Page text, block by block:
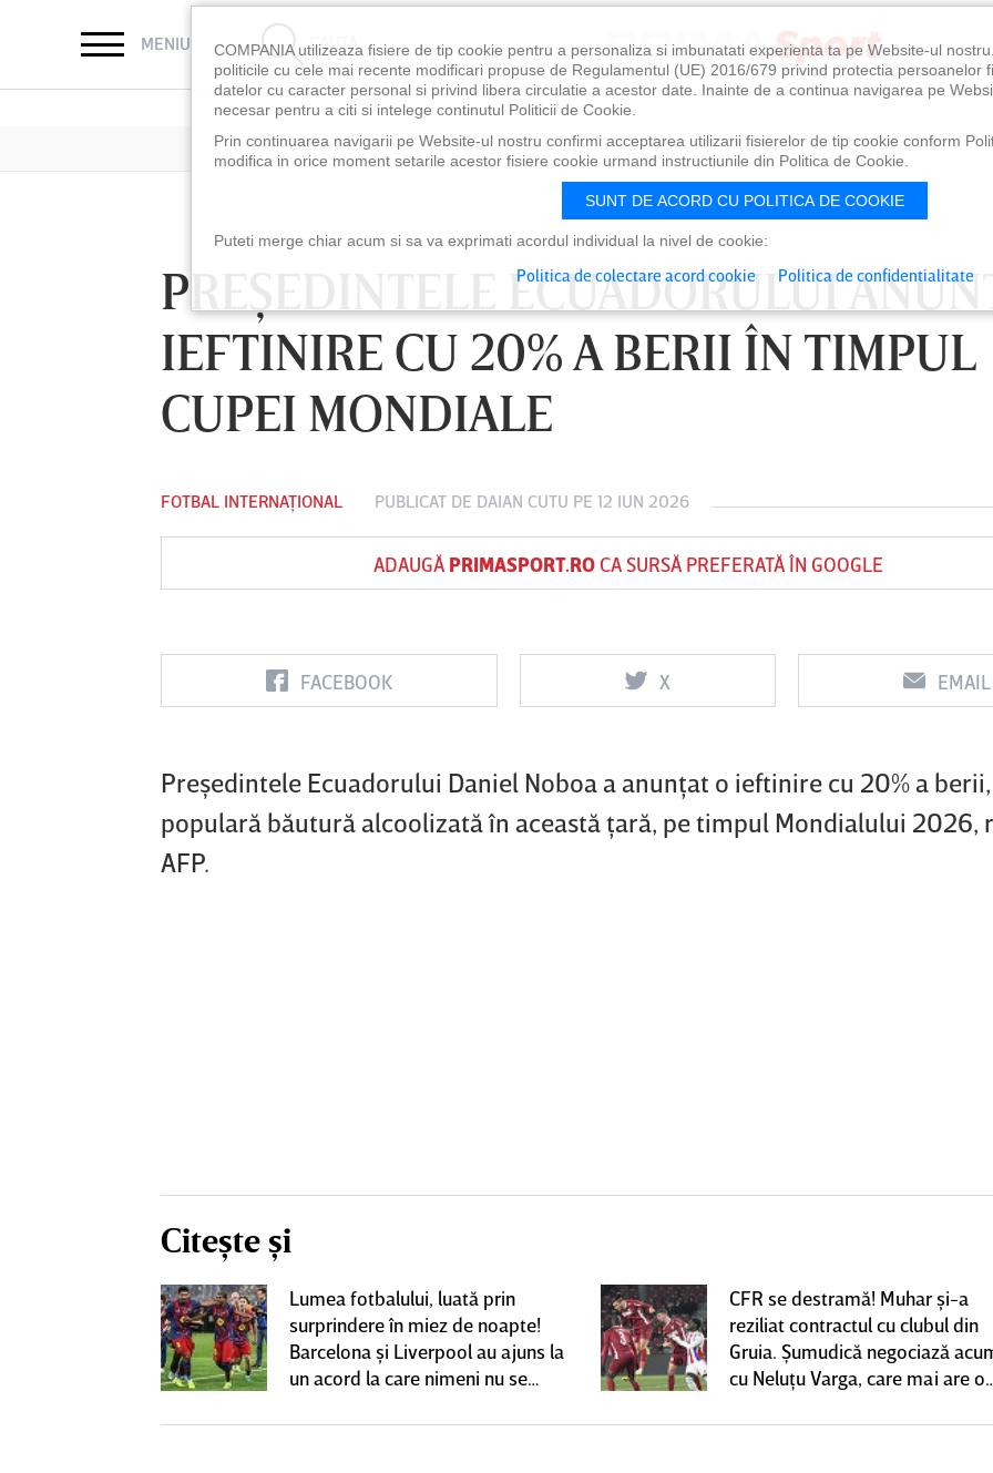
MENIU CAUTĂ
PREŞEDINTELE ECUADORULUI
IEFTINIRE CU 20% A BERII ÎN TIMPUL
CUPEI MONDIALE
FOTBAL INTERNAȚIONAL PUBLICAT DE DAIAN CUTU PE 12 IUN 2026
ADAUGĂ PRIMASPORT.ROCA SURSĂ PREFERATĂ ÎN GOOGLE
FACEBOOK X EMAIL
Preşedintele Ecuadorului Daniel Noboa a anunţat o ieftinire cu 20% a
populară băutură alcoolizată în această ţară, pe timpul Mondialului 2026,
AFP.
Citește și
Lumea fotbalului, luată prin
surprindere în miez de noapte!
Barcelona şi Liverpool au ajuns la
un acord la care nimeni nu se
CFR se destramă! Muhar şi-a
reziliat contractul cu clubul din
Gruia. Şumudică negociază
cu Neluţu Varga, care mai are o
EXCLUSIV
FC Botoşani
Vs
Corvinul
Hunedoara
Sepsi OSK Sf
Vs
FCSB UTA Arad
0
Vs
Rapid
0
COMPANIA utilizeaza fisiere de tip cookie pentru a personaliza si imbunatati experienta ta pe Website-ul
politicile cu cele mai recente modificari propuse de Regulamentul (UE) 2016/679 privind protectia persoanelor
datelor cu caracter personal si privind libera circulatie a acestor date. Inainte de a continua navigarea pe
necesar pentru a citi si intelege continutul Politicii de Cookie.
Prin continuarea navigarii pe Website-ul nostru confirmi acceptarea utilizarii fisierelor de tip cookie conform
modifica in orice moment setarile acestor fisiere cookie urmand instructiunile din Politica de Cookie.
SUNT DE ACORD CU POLITICA DE COOKIE
Puteti merge chiar acum si sa va exprimati acordul individual la nivel de cookie:
Politica de colectare acord cookie Politica de confidentialitate